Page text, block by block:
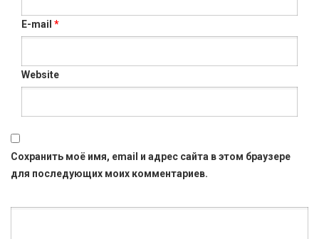
E-mail *
Website
Сохранить моё имя, email и адрес сайта в этом браузере
для последующих моих комментариев.